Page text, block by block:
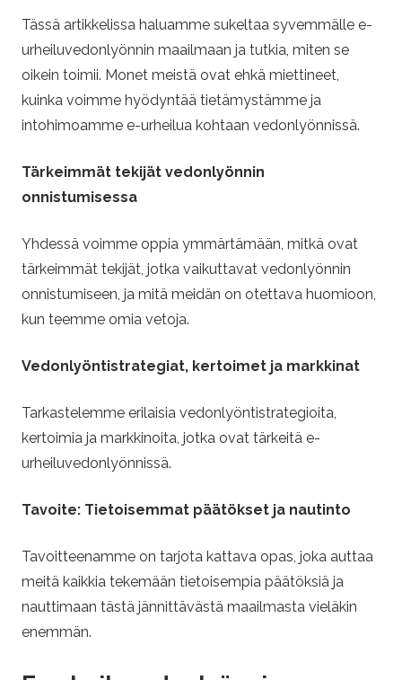
.
c
o
m
–
V
e
d
o
n
l
y
ö
n
t
Tässä artikkelissa haluamme sukeltaa syvemmälle e-
urheiluvedonlyönnin maailmaan ja tutkia, miten se
oikein toimii. Monet meistä ovat ehkä miettineet,
kuinka voimme hyödyntää tietämystämme ja
intohimoamme e-urheilua kohtaan vedonlyönnissä.
Tärkeimmät tekijät vedonlyönnin
onnistumisessa
Yhdessä voimme oppia ymmärtämään, mitkä ovat
tärkeimmät tekijät, jotka vaikuttavat vedonlyönnin
onnistumiseen, ja mitä meidän on otettava huomioon,
kun teemme omia vetoja.
Vedonlyöntistrategiat, kertoimet ja markkinat
Tarkastelemme erilaisia vedonlyöntistrategioita,
kertoimia ja markkinoita, jotka ovat tärkeitä e-
urheiluvedonlyönnissä.
Tavoite: Tietoisemmat päätökset ja nautinto
Tavoitteenamme on tarjota kattava opas, joka auttaa
meitä kaikkia tekemään tietoisempia päätöksiä ja
nauttimaan tästä jännittävästä maailmasta vieläkin
enemmän.